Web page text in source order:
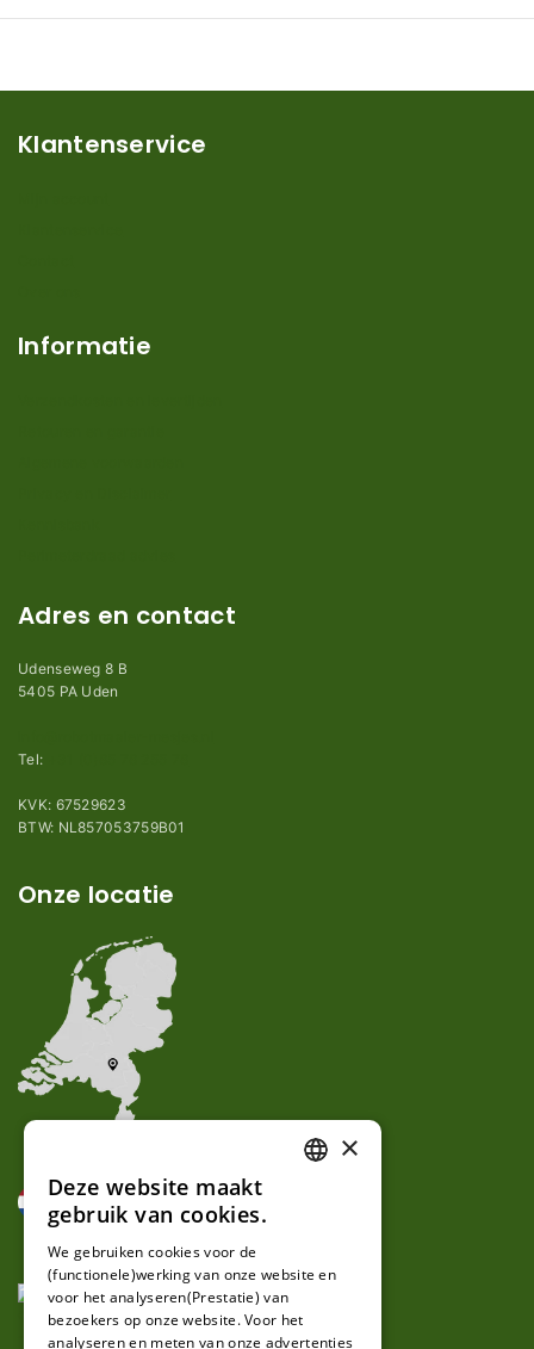
Klantenservice
Informatie
Adres en contact
Udenseweg 8 B
5405 PA Uden
Tel:
KVK: 67529623
BTW: NL857053759B01
Onze locatie
GERMAN
×
Deze website maakt
gebruik van cookies.
We gebruiken cookies voor de
(functionele)werking van onze website en
voor het analyseren(Prestatie) van
bezoekers op onze website. Voor het
analyseren en meten van onze advertenties